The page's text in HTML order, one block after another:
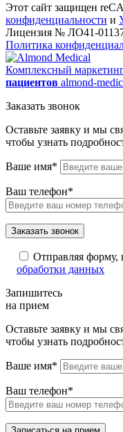
Этот сайт защищен
конфиденциальности и
Лицензия № ЛО41-
Политика
Комплексный
пациентов almond-
Заказать звонок
Оставьте заявку и мы
чтобы узнать
Ваше имя*
Ваш телефон*
Отправляя форму,
обработки данных
Запишитесь
на прием
Оставьте заявку и мы
чтобы узнать
Ваше имя*
Ваш телефон*